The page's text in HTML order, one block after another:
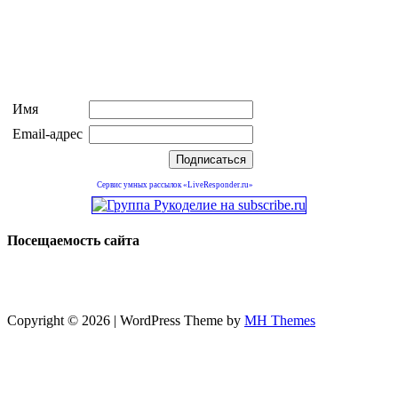
Имя
Email-адрес
Сервис умных рассылок «LiveResponder.ru»
Посещаемость сайта
Copyright © 2026 | WordPress Theme by MH Themes